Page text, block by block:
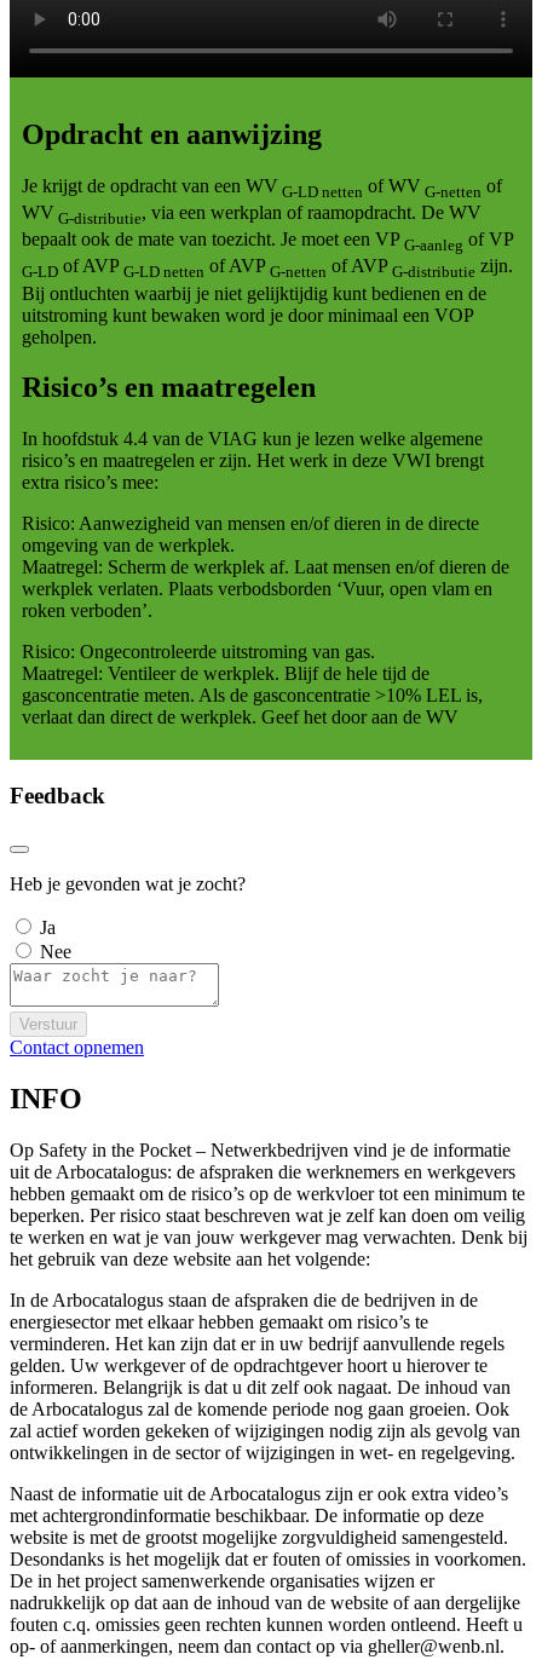
Opdracht en aanwijzing
Je krijgt de opdracht van een WV G-LD netten of WV G-netten of
WV G-distributie, via een werkplan of raamopdracht. De WV
bepaalt ook de mate van toezicht. Je moet een VP G-aanleg of VP
G-LD of AVP G-LD netten of AVP G-netten of AVP G-distributie zijn.
Bij ontluchten waarbij je niet gelijktijdig kunt bedienen en de
uitstroming kunt bewaken word je door minimaal een VOP
geholpen.
Risico’s en maatregelen
In hoofdstuk 4.4 van de VIAG kun je lezen welke algemene
risico’s en maatregelen er zijn. Het werk in deze VWI brengt
extra risico’s mee:
Risico: Aanwezigheid van mensen en/of dieren in de directe
omgeving van de werkplek.
Maatregel: Scherm de werkplek af. Laat mensen en/of dieren de
werkplek verlaten. Plaats verbodsborden ‘Vuur, open vlam en
roken verboden’.
Risico: Ongecontroleerde uitstroming van gas.
Maatregel: Ventileer de werkplek. Blijf de hele tijd de
gasconcentratie meten. Als de gasconcentratie >10% LEL is,
verlaat dan direct de werkplek. Geef het door aan de WV
Feedback
Heb je gevonden wat je zocht?
Ja
Nee
Verstuur
Contact opnemen
INFO
Op Safety in the Pocket – Netwerkbedrijven vind je de informatie
uit de Arbocatalogus: de afspraken die werknemers en werkgevers
hebben gemaakt om de risico’s op de werkvloer tot een minimum te
beperken. Per risico staat beschreven wat je zelf kan doen om veilig
te werken en wat je van jouw werkgever mag verwachten. Denk bij
het gebruik van deze website aan het volgende:
In de Arbocatalogus staan de afspraken die de bedrijven in de
energiesector met elkaar hebben gemaakt om risico’s te
verminderen. Het kan zijn dat er in uw bedrijf aanvullende regels
gelden. Uw werkgever of de opdrachtgever hoort u hierover te
informeren. Belangrijk is dat u dit zelf ook nagaat. De inhoud van
de Arbocatalogus zal de komende periode nog gaan groeien. Ook
zal actief worden gekeken of wijzigingen nodig zijn als gevolg van
ontwikkelingen in de sector of wijzigingen in wet- en regelgeving.
Naast de informatie uit de Arbocatalogus zijn er ook extra video’s
met achtergrondinformatie beschikbaar. De informatie op deze
website is met de grootst mogelijke zorgvuldigheid samengesteld.
Desondanks is het mogelijk dat er fouten of omissies in voorkomen.
De in het project samenwerkende organisaties wijzen er
nadrukkelijk op dat aan de inhoud van de website of aan dergelijke
fouten c.q. omissies geen rechten kunnen worden ontleend. Heeft u
op- of aanmerkingen, neem dan contact op via gheller@wenb.nl.